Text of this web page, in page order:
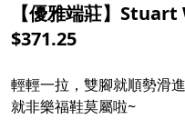
【優雅端莊】
$371.25
輕輕一拉，雙腳就順勢滑
就非樂福鞋莫屬啦~